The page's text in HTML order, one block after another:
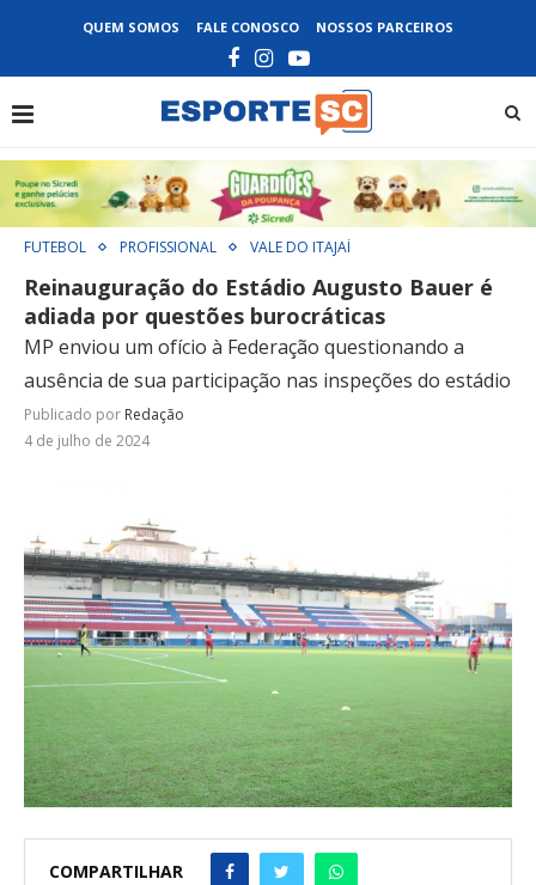
QUEM SOMOS FALE CONOSCO NOSSOS PARCEIROS
FUTEBOL PROFISSIONAL VALE DO ITAJAÍ
Reinauguração do Estádio Augusto Bauer é
adiada por questões burocráticas
MP enviou um ofício à Federação questionando a
ausência de sua participação nas inspeções do estádio
Publicado por Redação
4 de julho de 2024
COMPARTILHAR